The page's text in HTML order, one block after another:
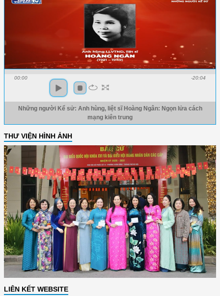
00:00 -20:04
Những người Kể sử: Anh hùng, liệt sĩ Hoàng Ngân: Ngọn lửa cách
mạng kiên trung
THƯ VIỆN HÌNH ẢNH
LIÊN KẾT WEBSITE